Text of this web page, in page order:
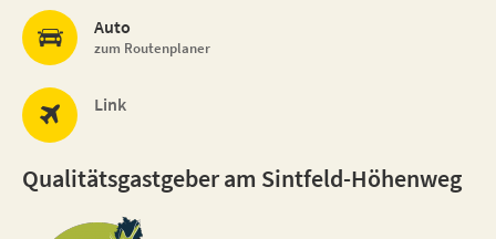
Auto
zum Routenplaner
Link
Qualitätsgastgeber am Sintfeld-Höhenweg